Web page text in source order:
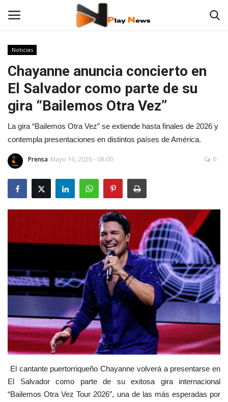
Contáctenos
TV en Vivo
En Vivo
Noticias
Fotos
Empresas
Cine y TV
Tecnología
Podcast y Audios
Noticias
Chayanne anuncia concierto en
El Salvador como parte de su
gira “Bailemos Otra Vez”
La gira “Bailemos Otra Vez” se extiende hasta finales de 2026 y
contempla presentaciones en distintos países de América.
Prensa Mayo 16, 2026 - 08:00 0
El cantante puertorriqueño Chayanne volverá a presentarse en
El Salvador como parte de su exitosa gira internacional
“Bailemos Otra Vez Tour 2026”, una de las más esperadas por